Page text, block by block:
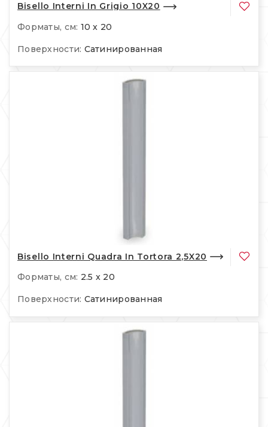
Bisello Interni In Grigio 10X20
Форматы, см: 10 x 20
Поверхности: Сатинированная
Bisello Interni Quadra In Tortora 2,5X20
Форматы, см: 2.5 x 20
Поверхности: Сатинированная